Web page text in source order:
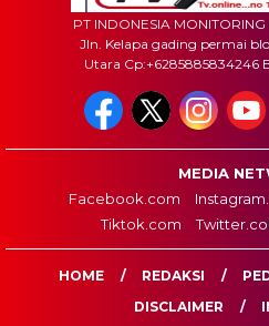
PT INDONESIA
Jln. Kelapa gading permai
Utara Cp:+6285885834246
MEDIA
Facebook.com
Tiktok.com
HOME REDAKSI
DISCLAIMER